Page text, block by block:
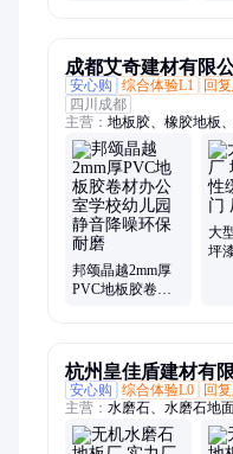
成都艾奇建材有限
安心购
综合体验L1 回
四川成都
主营： 地板胶、橡胶地板
邦颂晶越2mm厚
PVC地板胶卷材
大
坪
杭州皇佳盾建材有
安心购
综合体验L0 回
主营： 水磨石、水磨石地
水磨石、水泥自流平、自